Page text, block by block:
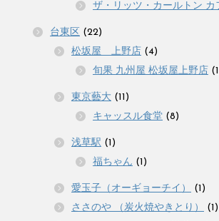
ザ・リッツ・カールトン カ
台東区 (22)
松坂屋 上野店 (4)
旬果 九州屋 松坂屋上野店
東京藝大 (11)
キャッスル食堂 (8)
浅草駅 (1)
福ちゃん (1)
愛玉子（オーギョーチイ）
(1)
ささのや （炭火焼やきとり）
(1)